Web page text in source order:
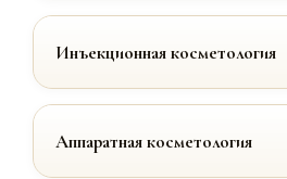
Инъекционная косметология
Аппаратная косметология